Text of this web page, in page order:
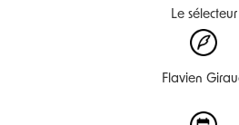
Le sélecteur
Flavien